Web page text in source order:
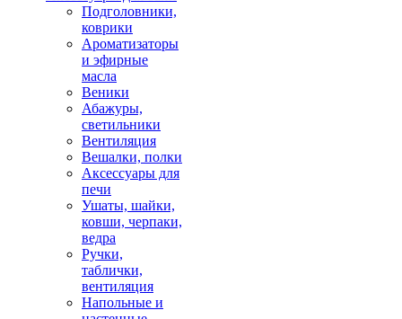
Подголовники,
коврики
Ароматизаторы
и эфирные
масла
Веники
Абажуры,
светильники
Вентиляция
Вешалки, полки
Аксессуары для
печи
Ушаты, шайки,
ковши, черпаки,
ведра
Ручки,
таблички,
вентиляция
Напольные и